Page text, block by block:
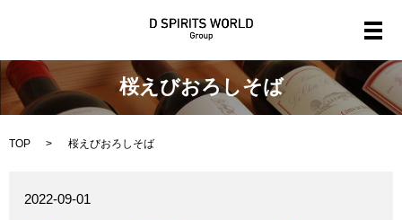
メ
桜えびおろしそば
TOP 桜えびおろしそば
2022-09-01